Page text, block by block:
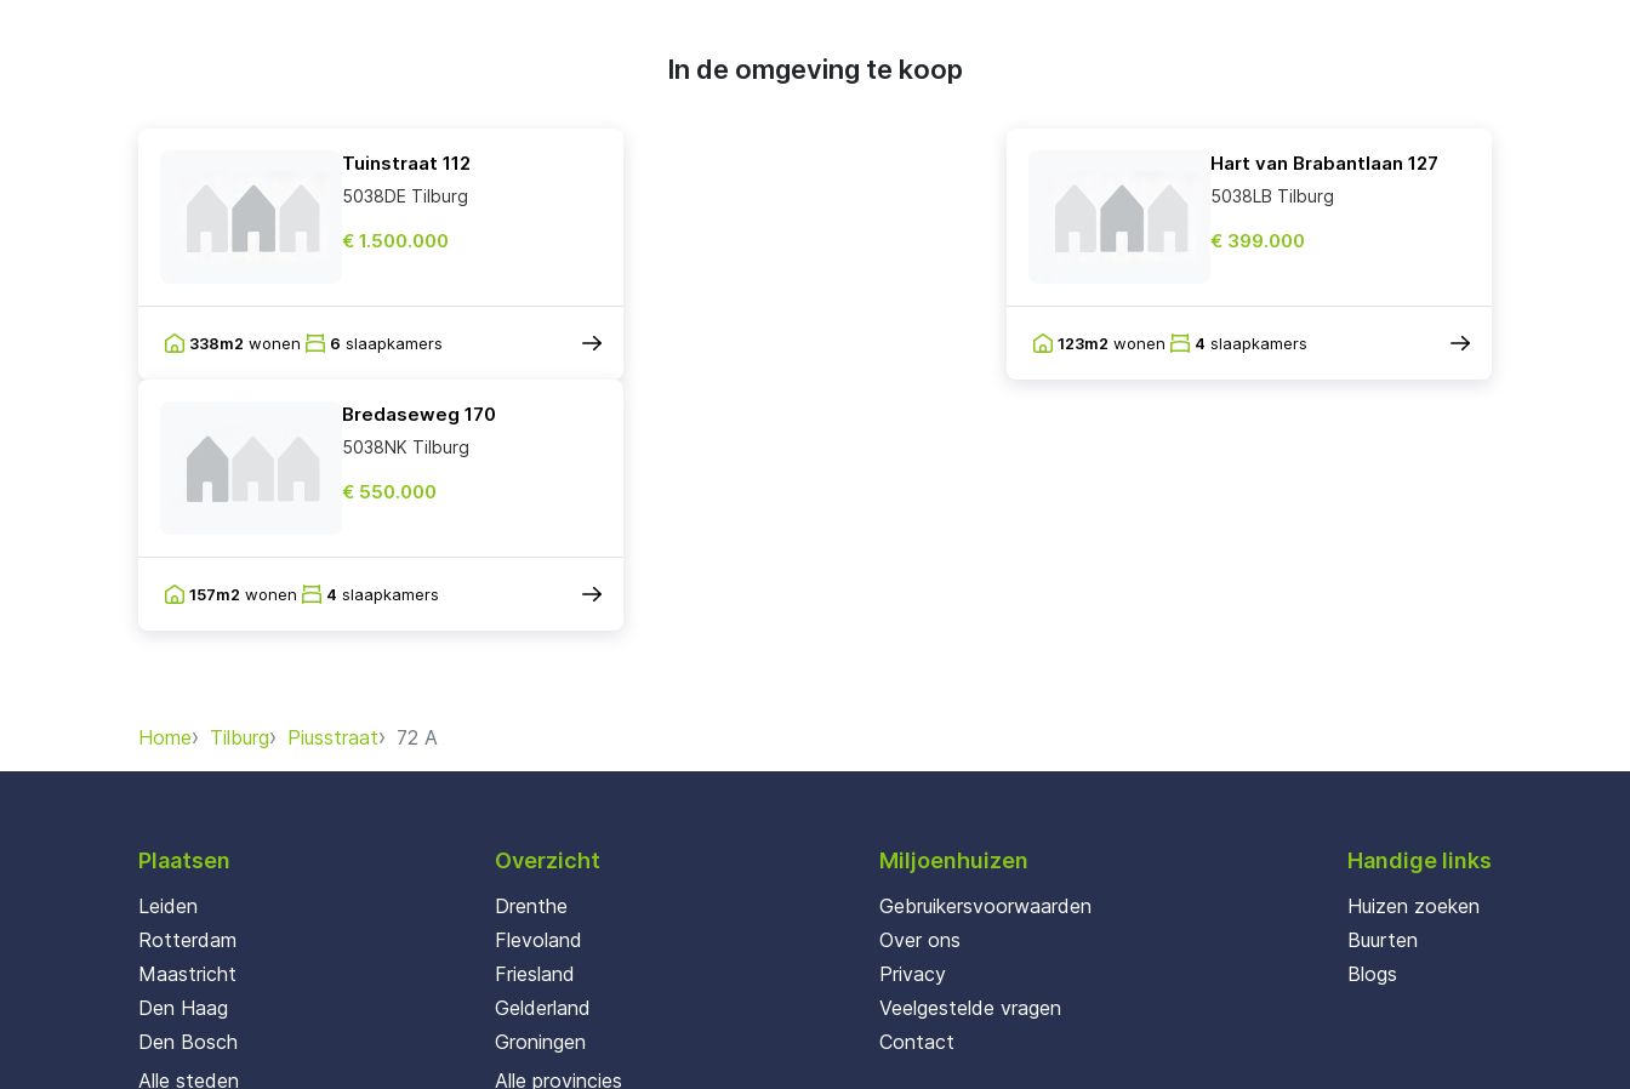
In de omgeving te koop
Tuinstraat 112
5038DE Tilburg
€ 1.500.000
338m2 wonen 6 slaapkamers
Hart van Brabantlaan 127
5038LB Tilburg
€ 399.000
123m2 wonen 4 slaapkamers
Bredaseweg 170
5038NK Tilburg
€ 550.000
157m2 wonen 4 slaapkamers
Home Tilburg Piusstraat 72 A
Plaatsen
Leiden
Rotterdam
Maastricht
Den Haag
Den Bosch
Alle steden
Overzicht
Drenthe
Flevoland
Friesland
Gelderland
Groningen
Alle provincies
Miljoenhuizen
Gebruikersvoorwaarden
Over ons
Privacy
Veelgestelde vragen
Contact
Handige links
Huizen zoeken
Buurten
Blogs